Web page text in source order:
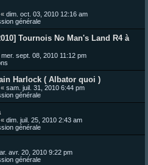
« dim. oct. 03, 2010 12:16 am
générale
Tournois No Man's Land R4 à
mer. sept. 08, 2010 11:12 pm
Harlock ( Albator quoi )
« sam. juil. 31, 2010 6:44 pm
générale
« dim. juil. 25, 2010 2:43 am
générale
avr. 20, 2010 9:22 pm
générale